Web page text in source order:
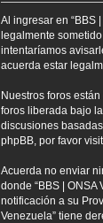
Al ingresar en “BBS
legalmente
intentaríamos
acuerda estar
Nuestros foros están
foros liberada bajo la
discusiones
phpBB, por favor
Acuerda no enviar
donde “BBS |
notificación a su
Venezuela” tiene